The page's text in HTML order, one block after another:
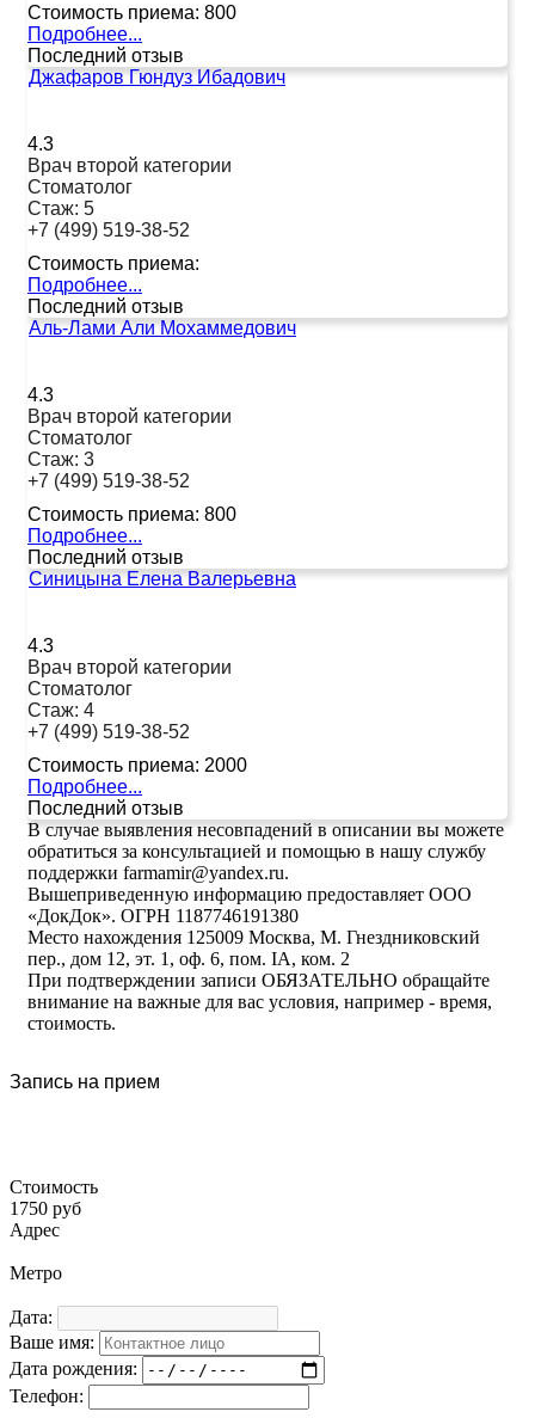
Стоимость приема: 800
Подробнее...
Последний отзыв
Джафаров Гюндуз Ибадович
4.3
Врач второй категории
Стоматолог
Стаж: 5
+7 (499) 519-38-52
Стоимость приема:
Подробнее...
Последний отзыв
Аль-Лами Али Мохаммедович
4.3
Врач второй категории
Стоматолог
Стаж: 3
+7 (499) 519-38-52
Стоимость приема: 800
Подробнее...
Последний отзыв
Синицына Елена Валерьевна
4.3
Врач второй категории
Стоматолог
Стаж: 4
+7 (499) 519-38-52
Стоимость приема: 2000
Подробнее...
Последний отзыв
В случае выявления несовпадений в описании вы можете
обратиться за консультацией и помощью в нашу службу
поддержки farmamir@yandex.ru.
Вышеприведенную информацию предоставляет ООО
«ДокДок». ОГРН 1187746191380
Место нахождения 125009 Москва, М. Гнездниковский
пер., дом 12, эт. 1, оф. 6, пом. IA, ком. 2
При подтверждении записи ОБЯЗАТЕЛЬНО обращайте
внимание на важные для вас условия, например - время,
стоимость.
Запись на прием
Стоимость
1750 руб
Адрес
Метро
Дата:
Ваше имя:
Дата рождения:
Телефон: